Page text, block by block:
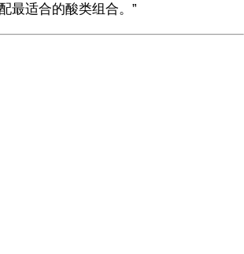
最适合的酸类组合。”